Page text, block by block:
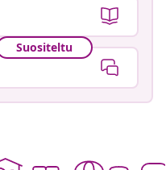
Suositeltu